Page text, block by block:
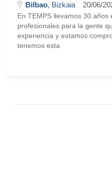
Bilbao, Bizkaia 20/06/
En TEMPS llevamos 30
profesionales para la gente
experiencia y estamos
tenemos esta